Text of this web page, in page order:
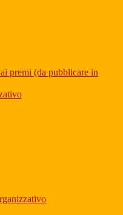
premi (da pubblicare in